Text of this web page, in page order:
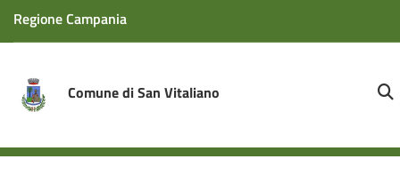
Regione Campania
Comune di San Vitaliano
dell'Infanzia